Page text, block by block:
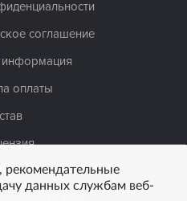
соглашение
оплаты
организации
рекомендательные
данных службам веб-